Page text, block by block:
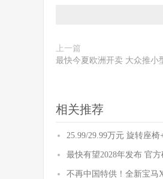
上一篇
最快今夏欧洲开卖 大众推小
相关推荐
25.99/29.99万元 旋转座
最快有望2028年发布 官
不再中国特供！全新宝马